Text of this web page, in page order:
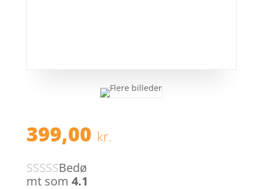
399,00 kr.
Bedø
mt som 4.1